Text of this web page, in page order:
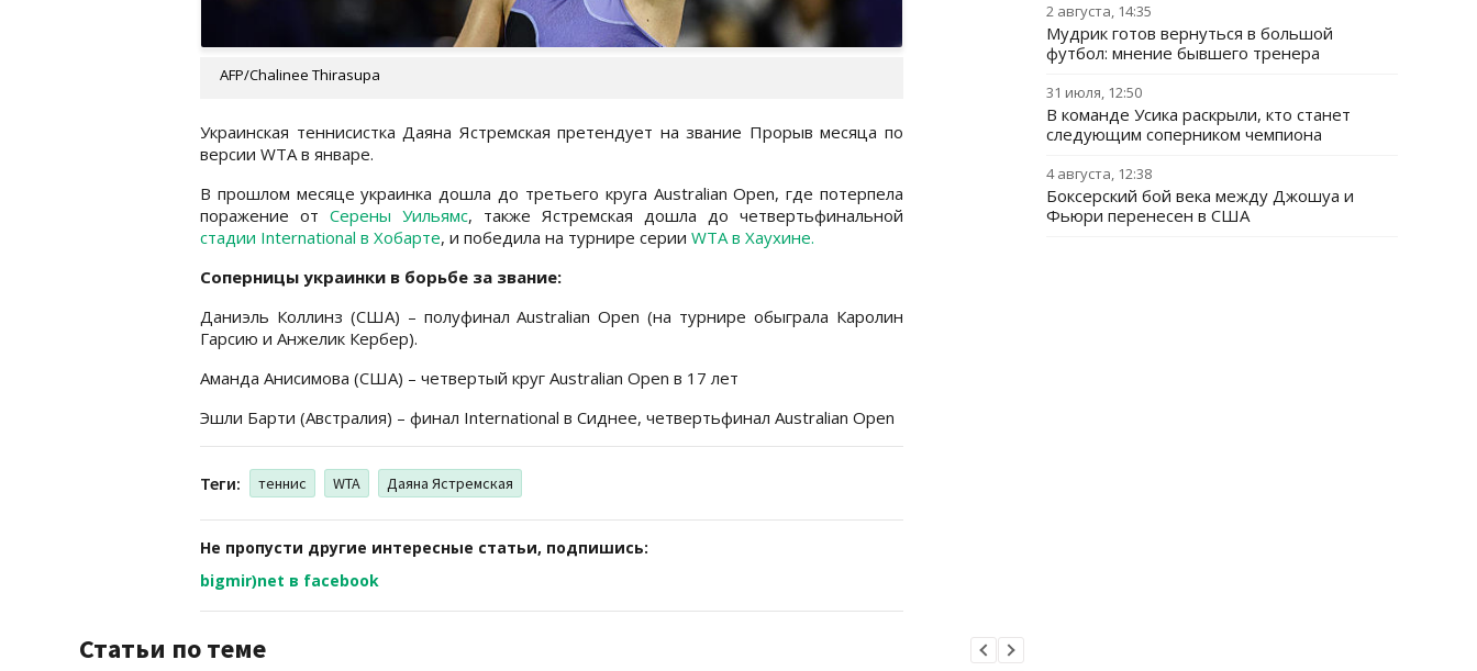
AFP/Chalinee Thirasupa
Украинская теннисистка Даяна Ястремская претендует на звание Прорыв месяца по
версии WTA в январе.
В прошлом месяце украинка дошла до третьего круга Australian Open, где потерпела
поражение от Серены Уильямс, также Ястремская дошла до четвертьфинальной
стадии International в Хобарте, и победила на турнире серии WTA в Хаухине.
Cоперницы украинки в борьбе за звание:
Даниэль Коллинз (США) – полуфинал Australian Open (на турнире обыграла Каролин
Гарсию и Анжелик Кербер).
Аманда Анисимова (США) – четвертый круг Australian Open в 17 лет
Эшли Барти (Австралия) – финал International в Сиднее, четвертьфинал Australian Open
Теги: теннис WTA Даяна Ястремская
Не пропусти другие интересные статьи, подпишись:
bigmir)net в facebook
Статьи по теме
2 августа, 14:35
Мудрик готов вернуться в большой
футбол: мнение бывшего тренера
31 июля, 12:50
В команде Усика раскрыли, кто станет
следующим соперником чемпиона
4 августа, 12:38
Боксерский бой века между Джошуа и
Фьюри перенесен в США